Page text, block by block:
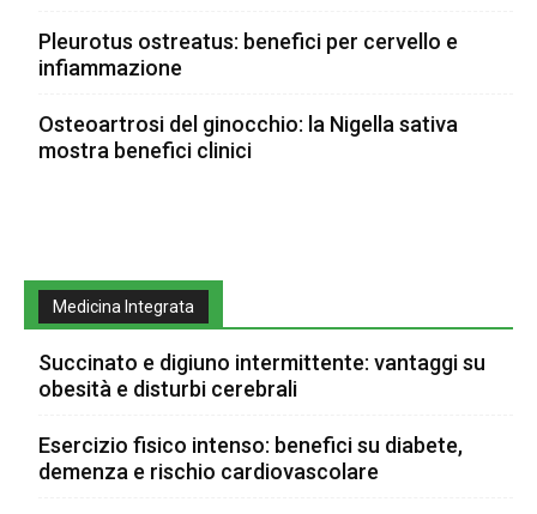
Pleurotus ostreatus: benefici per cervello e
infiammazione
Osteoartrosi del ginocchio: la Nigella sativa
mostra benefici clinici
Medicina Integrata
Succinato e digiuno intermittente: vantaggi su
obesità e disturbi cerebrali
Esercizio fisico intenso: benefici su diabete,
demenza e rischio cardiovascolare